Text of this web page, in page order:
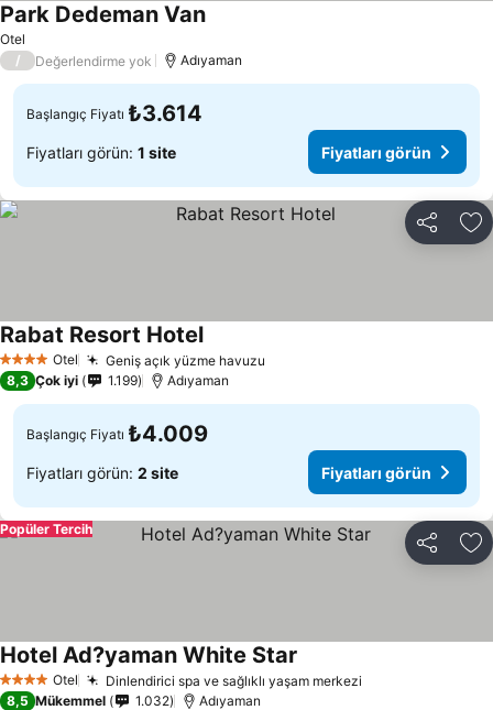
Otel
Park Dedeman VanFiyatları görün
/ Değerlendirme yok Adıyaman
Başlangıç Fiyatı ₺3.614
Fiyatları görün: 1 site Fiyatları görün
Paylaş
4 Yıldız Otel Geniş açık yüzme havuzu
Rabat Resort HotelFiyatları görün
8,3 Çok iyi 1.199 Adıyaman
Başlangıç Fiyatı ₺4.009
Fiyatları görün: 2 site Fiyatları görün
Paylaş
Popüler Tercih
4 Yıldız Otel Dinlendirici spa ve sağlıklı yaşam merkezi
Hotel Ad?yaman White Star
8,5 Mükemmel 1.032 Adıyaman